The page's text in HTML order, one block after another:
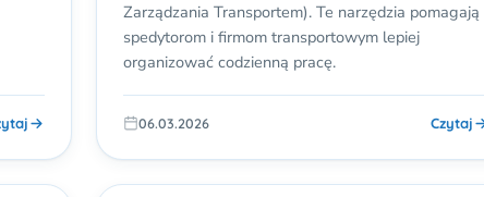
Zarządzania Transportem). Te narzędzia pomagają
spedytorom i firmom transportowym lepiej
organizować codzienną pracę.
06.03.2026 Czytaj